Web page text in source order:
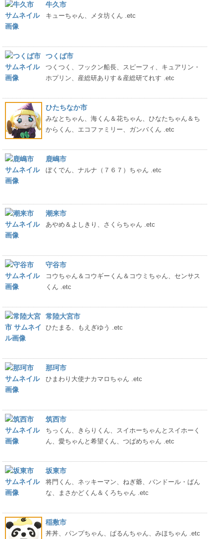
牛久市
キューちゃん、メタ坊くん .etc
つくば市
つくつく、フックン船長、スピーフィ、キュアリン・
ホプリン、産総研ありす＆産総研てれす .etc
ひたちなか市
みなとちゃん、海くん＆花ちゃん、ひなたちゃん＆ち
からくん、エコファミリー、ガンバくん .etc
鹿嶋市
ぼくでん、ナルナ（７６７）ちゃん .etc
潮来市
あやめ＆よしきり、さくらちゃん .etc
守谷市
コウちゃん＆コウギーくん＆コウミちゃん、センサス
くん .etc
常陸大宮市
ひたまる、もえぎゆう .etc
那珂市
ひまわり大使ナカマロちゃん .etc
筑西市
ちっくん、きらりくん、スイホーちゃんとスイホーく
ん、愛ちゃんと希望くん、つばめちゃん .etc
坂東市
将門くん、ネッキーマン、ねぎ爺、バンドール・ばん
な、まさかどくん＆くろちゃん .etc
稲敷市
丼丼、パンプちゃん、ぱるんちゃん、みほちゃん .etc